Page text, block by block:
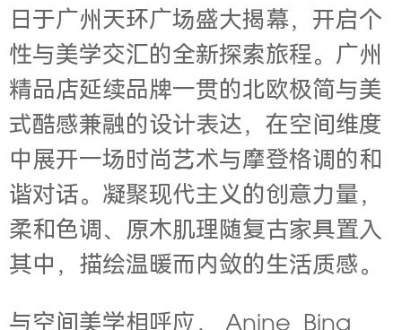
日于广州天环广场盛大揭幕，开启个
性与美学交汇的全新探索旅程。广州
精品店延续品牌一贯的北欧极简与美
式酷感兼融的设计表达，在空间维度
中展开一场时尚艺术与摩登格调的和
谐对话。凝聚现代主义的创意力量，
柔和色调、原木肌理随复古家具置入
其中，描绘温暖而内敛的生活质感。